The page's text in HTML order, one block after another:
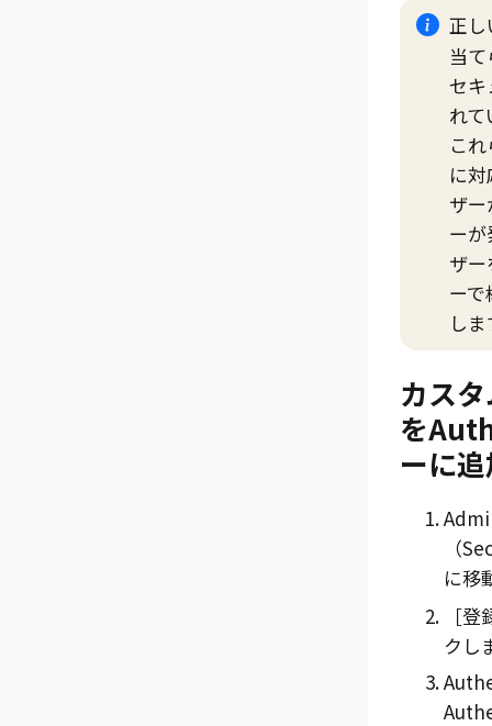
正
当
セ
れ
こ
に
ザ
ー
ザ
ー
し
カス
を
ーに
（
に移
登
クし